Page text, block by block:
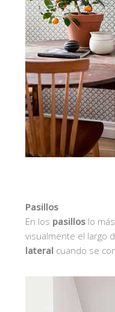
Pasillos
En los pasillos lo
visualmente el largo
lateral cuando se